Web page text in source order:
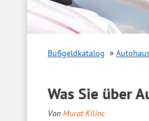
Bußgeldkatalog
Was Sie über
Von Murat Kilinc